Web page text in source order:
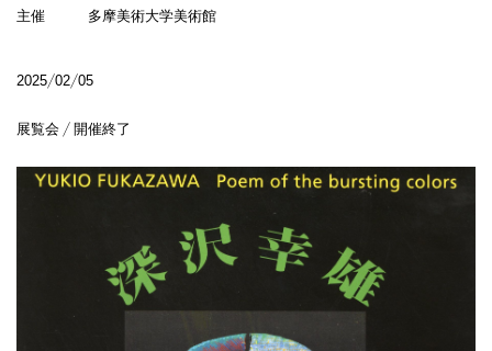
主催 多摩美術大学美術館
2025/02/05
展覧会 / 開催終了